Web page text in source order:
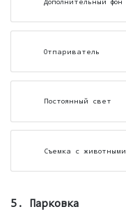
Отпариватель
Постоянный свет
Съемка с животными
5. Парковка